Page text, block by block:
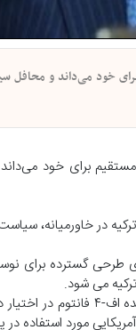
به جنگنده‌های اف ۳۵ آمریکا را تهدیدی
برای دستیابی به جنگنده‌های اف ۳۵
در خاورمیانه،
طرحی گسترده برای